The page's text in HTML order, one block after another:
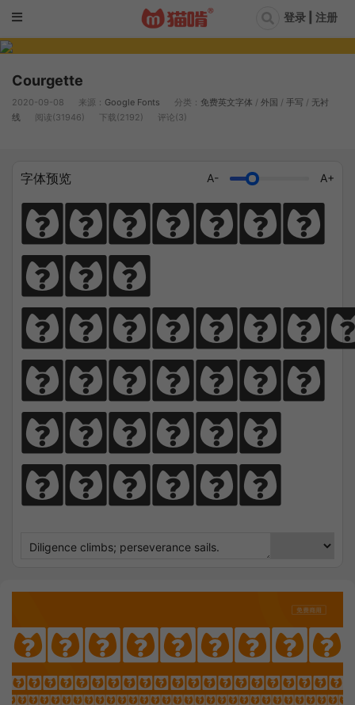
登录 | 注册
Courgette
2020-09-08 来源： Google Fonts 分类： 免费英文字体 / 外国 / 手写 / 无衬
线
阅读(31946) 下载(2192) 评论(3)
字体预览 A- A+
Diligen
ce
climbs;
perseve
rance
sails.
Courgette
SEEK NOTHING
Sharpens Love, presence